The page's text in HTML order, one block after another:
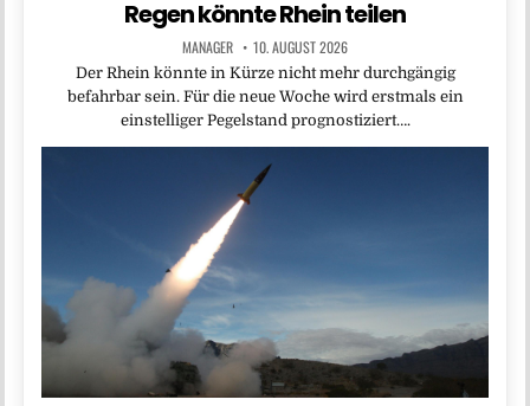
Regen könnte Rhein teilen
MANAGER 10. AUGUST 2026
Der Rhein könnte in Kürze nicht mehr durchgängig
befahrbar sein. Für die neue Woche wird erstmals ein
einstelliger Pegelstand prognostiziert….